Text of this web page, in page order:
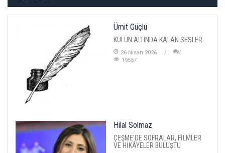
Ümit Güçlü
KÜLÜN ALTINDA KALAN SESLER
26 Nisan 2026
19557
Hilal Solmaz
ÇEŞME'DE SOFRALAR, FİLMLER
VE HİKÂYELER BULUŞTU